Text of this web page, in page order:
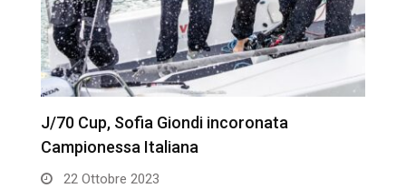
J/70 Cup, Sofia Giondi incoronata
Campionessa Italiana
22 Ottobre 2023